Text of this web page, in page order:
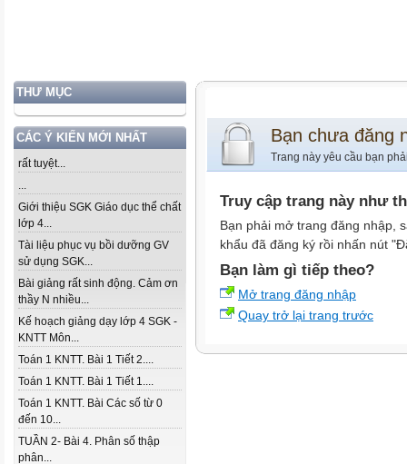
THƯ MỤC
CÁC Ý KIẾN MỚI NHẤT
rất tuyệt...
...
Giới thiệu SGK Giáo dục thể chất
lớp 4...
Tài liệu phục vụ bồi dưỡng GV
sử dụng SGK...
Bài giảng rất sinh động. Cảm ơn
thầy N nhiều...
Kế hoạch giảng dạy lớp 4 SGK -
KNTT Môn...
Toán 1 KNTT. Bài 1 Tiết 2....
Toán 1 KNTT. Bài 1 Tiết 1....
Toán 1 KNTT. Bài Các số từ 0
đến 10...
TUẦN 2- Bài 4. Phân số thập
phân...
Bạn chưa đăng
Trang này yêu cầu bạn
Truy cập trang này như
Bạn phải mở trang đăng nhập,
khẩu đã đăng ký rồi nhấn nút
Bạn làm gì tiếp theo?
Mở trang đăng nhập
Quay trở lại trang trước